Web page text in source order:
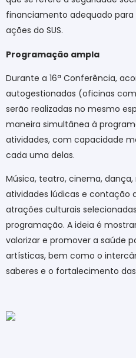
financiamento adequado
ações do SUS.
Programação ampla
Durante a 16ª Conferência,
autogestionadas (oficinas
serão realizadas no mesmo
maneira simultânea à
atividades, com capacidade
cada uma delas.
Música, teatro, cinema,
atividades lúdicas e contação
atrações culturais
programação. A ideia é
valorizar e promover a saúde
artísticas, bem como o
saberes e o fortalecimento